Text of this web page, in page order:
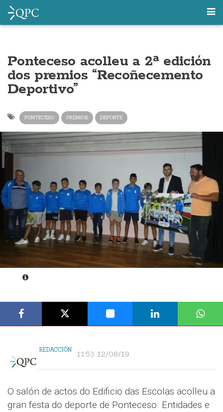
Ponteceso acolleu a 2ª edición
dos premios “Recoñecemento
Deportivo”
PONTECESO PREMIOS DEPORTE
REDACCIÓN 11:53 12/08/19
O salón de actos do Edificio das Escolas acolleu a
gran festa do deporte de Ponteceso. Entidades e